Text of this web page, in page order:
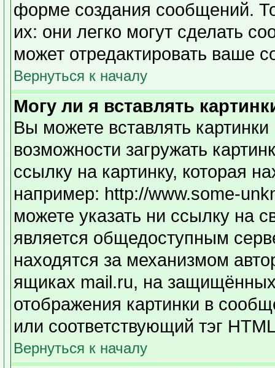
форме создания сообщений.
их: они легко могут сделать
может отредактировать ваше
Вернуться к началу
Могу ли я вставлять
Вы можете вставлять
возможности загружать
ссылку на картинку, которая
например: http://www.some-
можете указать ни ссылку на
является общедоступным
находятся за механизмом
ящиках mail.ru, на
отображения картинки в
или соответствующий тэг
Вернуться к началу